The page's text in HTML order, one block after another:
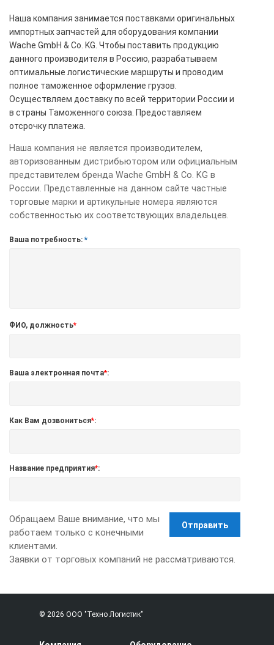
Наша компания занимается поставками оригинальных
импортных запчастей для оборудования компании
Wache GmbH & Co. KG. Чтобы поставить продукцию
данного производителя в Россию, разрабатываем
оптимальные логистические маршруты и проводим
полное таможенное оформление грузов.
Осуществляем доставку по всей территории России и
в страны Таможенного союза. Предоставляем
отсрочку платежа.
Наша компания не является производителем,
авторизованным дистрибьютором или официальным
представителем бренда Wache GmbH & Co. KG в
России. Представленные на данном сайте частные
торговые марки и артикульные номера являются
собственностью их соответствующих владельцев.
Ваша потребность: *
ФИО, должность*
Ваша электронная почта*:
Как Вам дозвониться*:
Название предприятия*:
Отправить
Обращаем Ваше внимание, что мы
работаем только с конечными
клиентами.
Заявки от торговых компаний не рассматриваются.
© 2026 ООО "Техно Логистик"